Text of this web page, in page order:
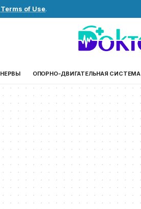
Terms of Use.
НЕРВЫ ОПОРНО-ДВИГАТЕЛЬНАЯ СИСТЕМА